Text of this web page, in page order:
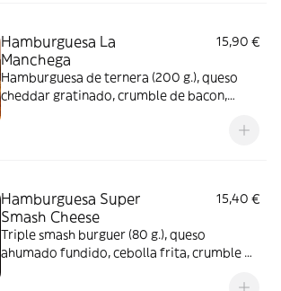
Hamburguesa La
Manchega
15,90 €
Hamburguesa de ternera (200 g.), queso
cheddar gratinado, crumble de bacon,
Hamburguesa Super
Smash Cheese
15,40 €
Triple smash burguer (80 g.), queso
ahumado fundido, cebolla frita, crumble de